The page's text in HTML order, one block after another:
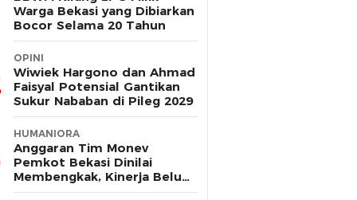
Warga Bekasi yang Dibiarkan
Bocor Selama 20 Tahun
OPINI
Wiwiek Hargono dan Ahmad
Faisyal Potensial Gantikan
Sukur Nababan di Pileg 2029
HUMANIORA
Anggaran Tim Monev
Pemkot Bekasi Dinilai
Membengkak, Kinerja Belum
Terbukti Efektif